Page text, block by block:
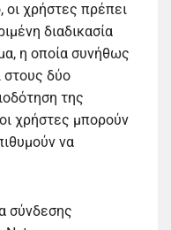
οι χρήστες πρέπει
διαδικασία
η οποία συνήθως
στους δύο
της
χρήστες μπορούν
να
σύνδεσης